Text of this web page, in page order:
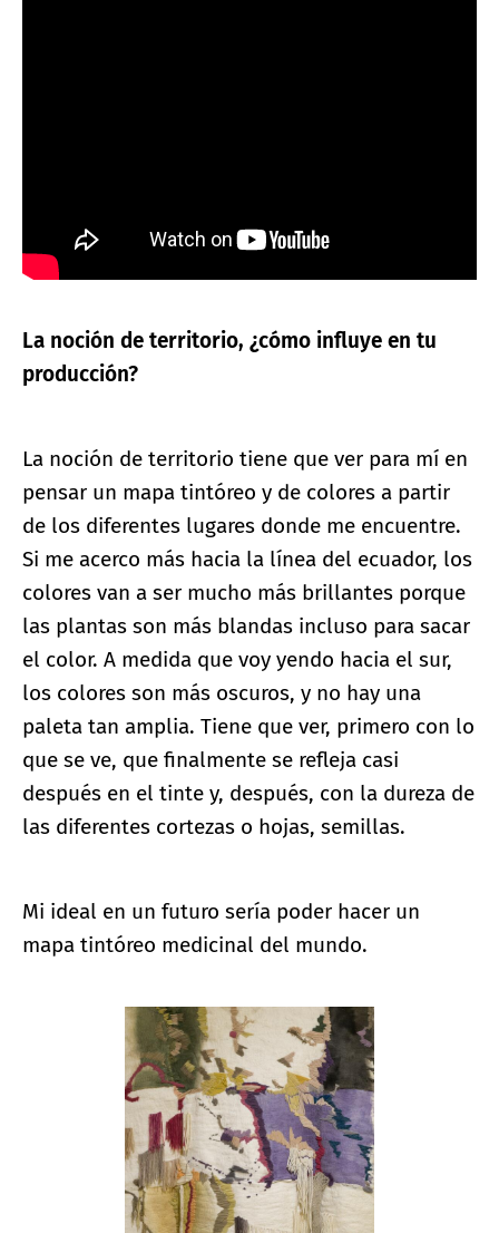
La noción de territorio, ¿cómo influye en tu
producción?
La noción de territorio tiene que ver para mí en
pensar un mapa tintóreo y de colores a partir
de los diferentes lugares donde me encuentre.
Si me acerco más hacia la línea del ecuador, los
colores van a ser mucho más brillantes porque
las plantas son más blandas incluso para sacar
el color. A medida que voy yendo hacia el sur,
los colores son más oscuros, y no hay una
paleta tan amplia. Tiene que ver, primero con lo
que se ve, que finalmente se refleja casi
después en el tinte y, después, con la dureza de
las diferentes cortezas o hojas, semillas.
Mi ideal en un futuro sería poder hacer un
mapa tintóreo medicinal del mundo.
Ampliar imagen